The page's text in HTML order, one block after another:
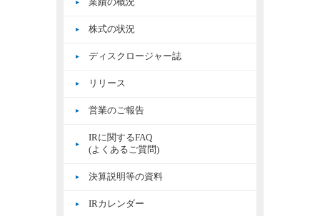
株式の状況
ディスクロージャー誌
リリース
営業のご報告
IRに関するFAQ
(よくあるご質問)
決算説明等の資料
IRカレンダー